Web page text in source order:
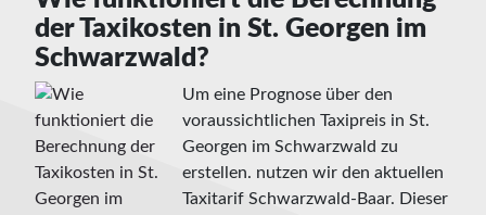
der Taxikosten in St. Georgen im
Schwarzwald?
Um eine Prognose über den
voraussichtlichen Taxipreis in St.
Georgen im Schwarzwald zu
erstellen. nutzen wir den aktuellen
Taxitarif Schwarzwald-Baar. Dieser